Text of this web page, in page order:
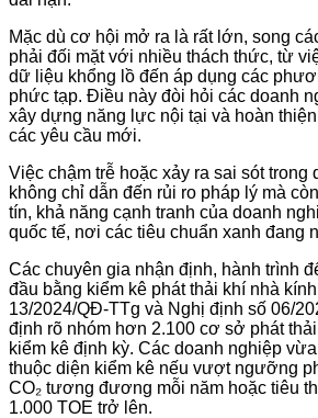
Mặc dù cơ hội mở ra là rất lớn, song
phải đối mặt với nhiều thách thức, từ
dữ liệu khổng lồ đến áp dụng các
phức tạp. Điều này đòi hỏi các doanh
xây dựng năng lực nội tại và hoàn
các yêu cầu mới.
Việc chậm trễ hoặc xảy ra sai sót trong
không chỉ dẫn đến rủi ro pháp lý mà
tín, khả năng cạnh tranh của doanh
quốc tế, nơi các tiêu chuẩn xanh đang
Các chuyên gia nhận định, hành trình
đầu bằng kiểm kê phát thải khí nhà
13/2024/QĐ-TTg và Nghị định số 06/
định rõ nhóm hơn 2.100 cơ sở phát
kiểm kê định kỳ. Các doanh nghiệp
thuộc diện kiểm kê nếu vượt ngưỡng
CO₂ tương đương mỗi năm hoặc tiêu
1.000 TOE trở lên.